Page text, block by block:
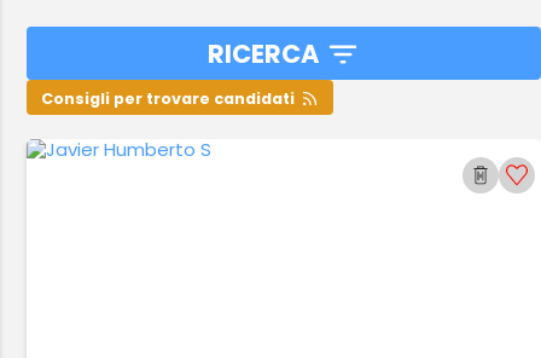
RICERCA
Consigli per trovare candidati